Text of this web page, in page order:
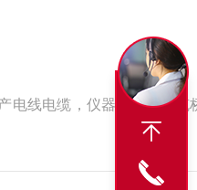
电线电缆，仪器仪表，电缆